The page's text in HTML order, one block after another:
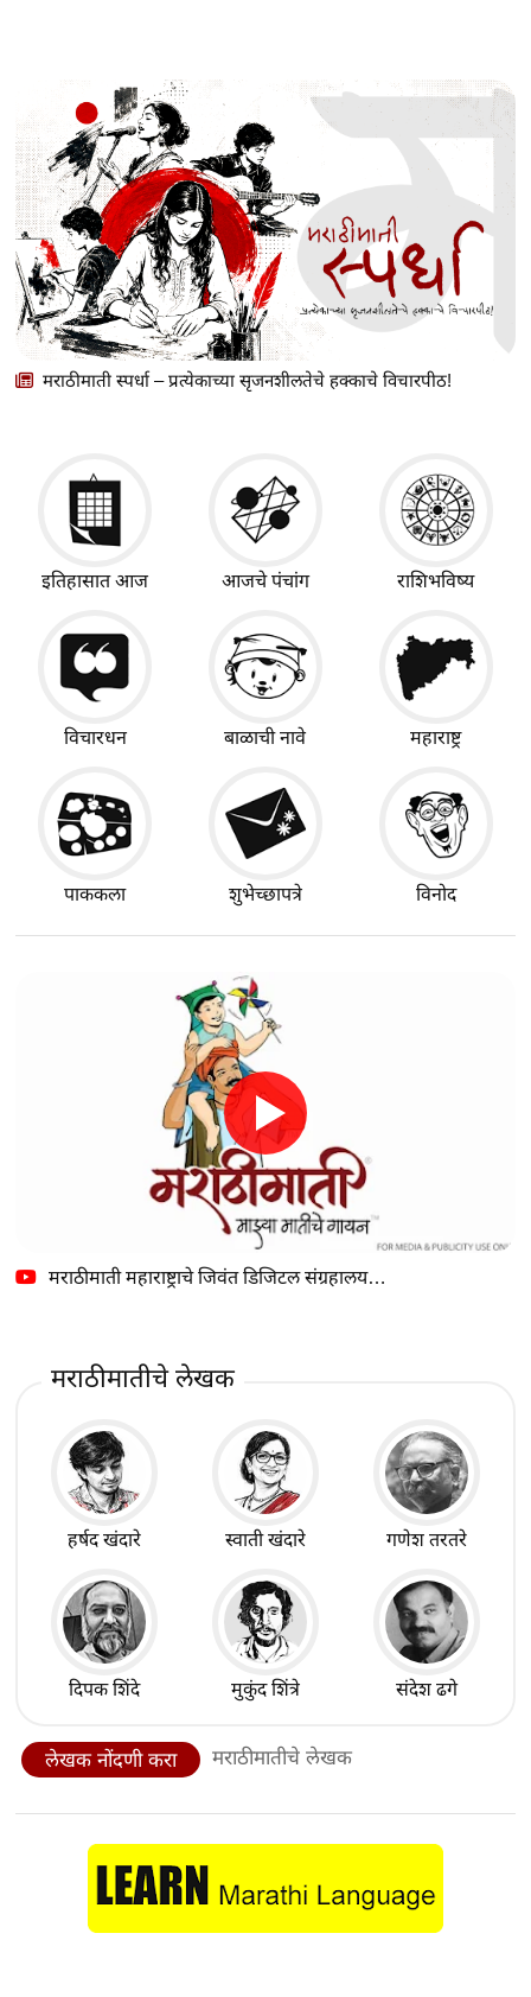
मराठीमाती स्पर्धा – प्रत्येकाच्या सृजनशीलतेचे हक्काचे विचारपीठ!
इतिहासात आज आजचे पंचांग राशिभविष्य
विचारधन बाळाची नावे महाराष्ट्र
पाककला शुभेच्छापत्रे विनोद
मराठीमाती महाराष्ट्राचे जिवंत डिजिटल संग्रहालय…
मराठीमातीचे लेखक
हर्षद खंदारे स्वाती खंदारे गणेश तरतरे
दिपक शिंदे मुकुंद शिंत्रे संदेश ढगे
लेखक नोंदणी करा मराठीमातीचे लेखक